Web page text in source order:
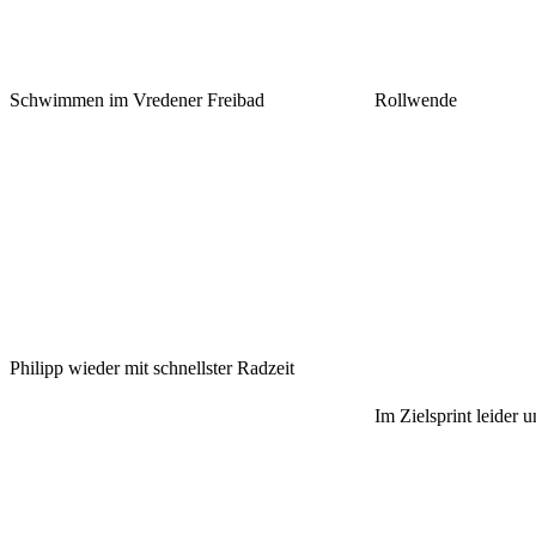
Schwimmen im Vredener Freibad Rollwende
Philipp wieder mit schnellster Radzeit
Im Zielsprint leider